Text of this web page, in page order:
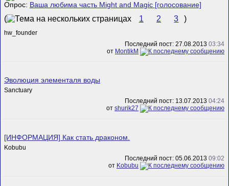
Опрос: Ваша любима часть Might and Magic [голосование]
( 1 2 3 )
hw_founder
Последний пост: 27.08.2013 03:34
от MontikM
Эволюция элементаля воды
Sanctuary
Последний пост: 13.07.2013 04:24
от shurik27
[ИНФОРМАЦИЯ] Как стать драконом.
Kobubu
Последний пост: 05.06.2013 09:02
от Kobubu